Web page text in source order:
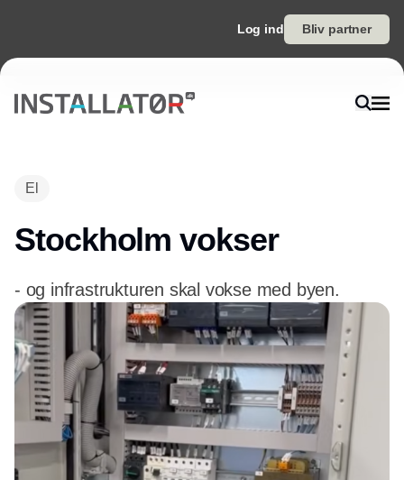
Log ind Bliv partner
El
Stockholm vokser
- og infrastrukturen skal vokse med byen.